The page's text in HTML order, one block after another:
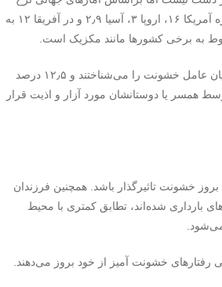
آدم‌کشی در دنیا ۶٫۲ در ازای هر ۱۰۰هزار نفر است. برهمین اساس نرخ آن در قاره آمریکا ۱۶، اروپا ۳، آسیا ۲٫۹ و در آفریقا ۱۲ به
وی ادامه داد: در بررسی‌های صورت گرفته مشخص شده است ۳۰ درصد از قربانیان عامل خشونت را می‌شناختند و ۱۲٫۵ درصد
است. همچنین ۳۵درصد زنان مقتول توسط همسر یا دوستانشان مورد آزار و اذیت قرار
خشونت تاثیرگذار باشد. همچنین فرزندان
بارداری شده‌اند، تطابق کمتری با محیط
می‌شود.
رفتارهای خشونت آمیز از خود بروز می‌دهند.